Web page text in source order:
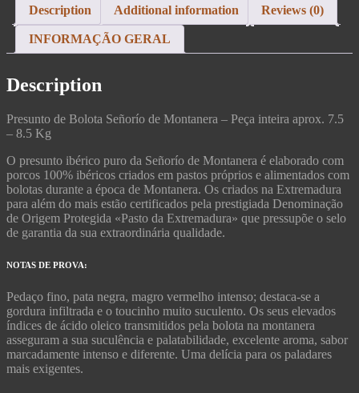
Description Additional information Reviews (0)
INFORMAÇÃO GERAL
Description
Presunto de Bolota Señorío de Montanera – Peça inteira aprox. 7.5
– 8.5 Kg
O presunto ibérico puro da Señorío de Montanera é elaborado com
porcos 100% ibéricos criados em pastos próprios e alimentados com
bolotas durante a época de Montanera. Os criados na Extremadura
para além do mais estão certificados pela prestigiada Denominação
de Origem Protegida «Pasto da Extremadura» que pressupõe o selo
de garantia da sua extraordinária qualidade.
NOTAS DE PROVA:
Pedaço fino, pata negra, magro vermelho intenso; destaca-se a
gordura infiltrada e o toucinho muito suculento. Os seus elevados
índices de ácido oleico transmitidos pela bolota na montanera
asseguram a sua suculência e palatabilidade, excelente aroma, sabor
marcadamente intenso e diferente. Uma delícia para os paladares
mais exigentes.